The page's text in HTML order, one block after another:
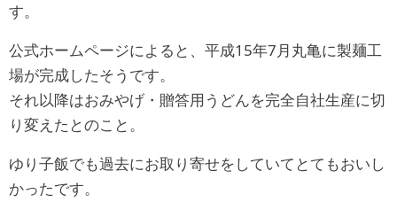
す。
公式ホームページによると、平成15年7月丸亀に製麺工
場が完成したそうです。
それ以降はおみやげ・贈答用うどんを完全自社生産に切
り変えたとのこと。
ゆり子飯でも過去にお取り寄せをしていてとてもおいし
かったです。